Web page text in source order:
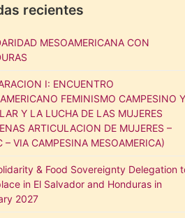
recientes
MESOAMERICANA CON
I: ENCUENTRO
FEMINISMO CAMPESINO Y
Y LA LUCHA DE LAS MUJERES
ARTICULACION DE MUJERES –
– VIA CAMPESINA MESOAMERICA)
& Food Sovereignty Delegation
in El Salvador and Honduras in
2027